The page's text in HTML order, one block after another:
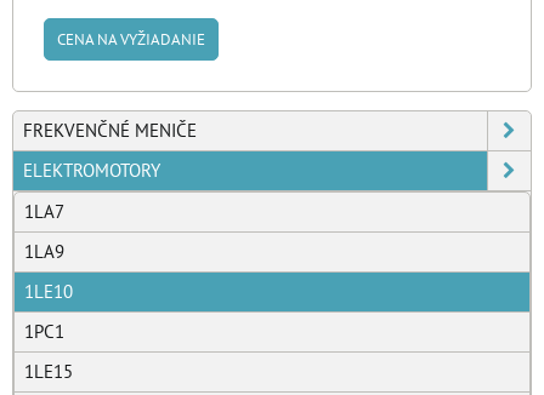
CENA NA VYŽIADANIE
FREKVENČNÉ MENIČE
ELEKTROMOTORY
1LA7
1LA9
1LE10
1PC1
1LE15